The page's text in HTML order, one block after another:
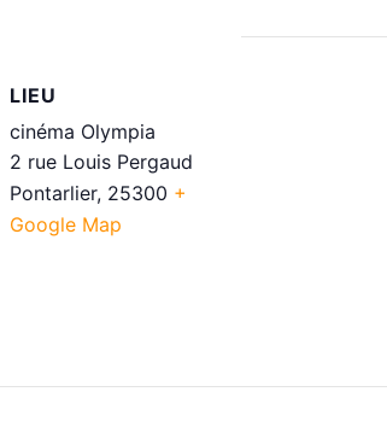
LIEU
cinéma Olympia
2 rue Louis Pergaud
Pontarlier, 25300 +
Google Map